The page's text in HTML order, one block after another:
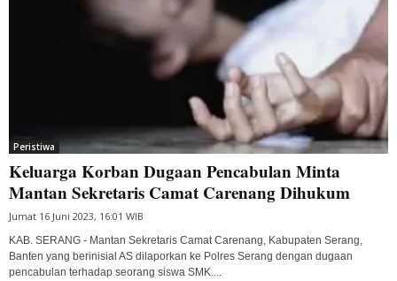
Peristiwa
Keluarga Korban Dugaan Pencabulan Minta
Mantan Sekretaris Camat Carenang Dihukum
Jumat 16 Juni 2023, 16:01 WIB
KAB. SERANG - Mantan Sekretaris Camat Carenang, Kabupaten Serang,
Banten yang berinisial AS dilaporkan ke Polres Serang dengan dugaan
pencabulan terhadap seorang siswa SMK....